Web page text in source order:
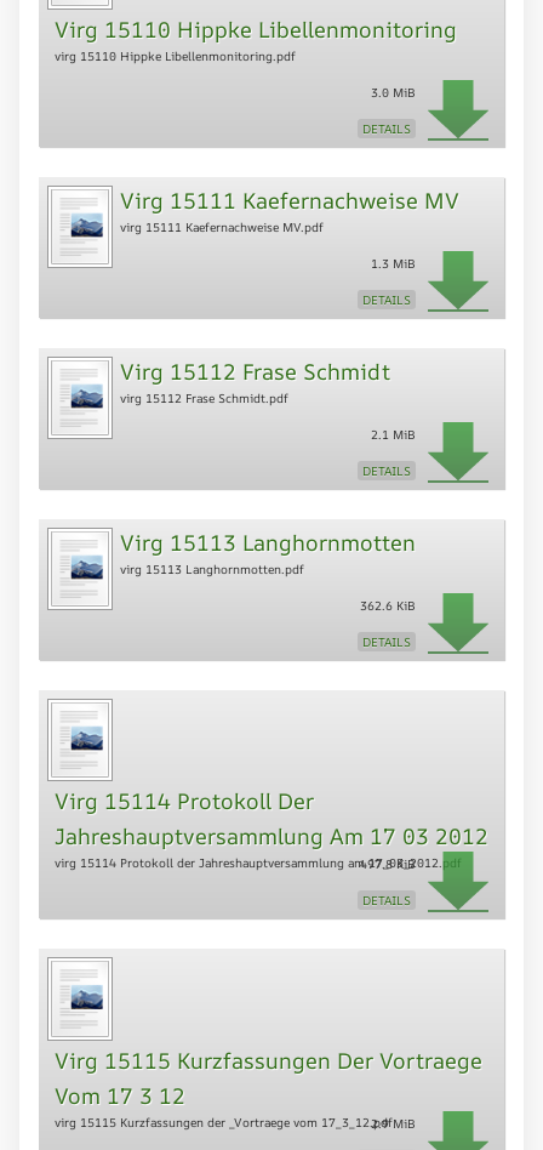
Virg 15110 Hippke Libellenmonitoring
virg 15110 Hippke Libellenmonitoring.pdf
3.0 MiB
DETAILS
Virg 15111 Kaefernachweise MV
virg 15111 Kaefernachweise MV.pdf
1.3 MiB
DETAILS
Virg 15112 Frase Schmidt
virg 15112 Frase Schmidt.pdf
2.1 MiB
DETAILS
Virg 15113 Langhornmotten
virg 15113 Langhornmotten.pdf
362.6 KiB
DETAILS
Virg 15114 Protokoll Der
Jahreshauptversammlung Am 17 03 2012
virg 15114 Protokoll der Jahreshauptversammlung am 17_03_2012.pdf
497.8 KiB
DETAILS
Virg 15115 Kurzfassungen Der Vortraege
Vom 17 3 12
virg 15115 Kurzfassungen der _Vortraege vom 17_3_12.pdf2.9 MiB